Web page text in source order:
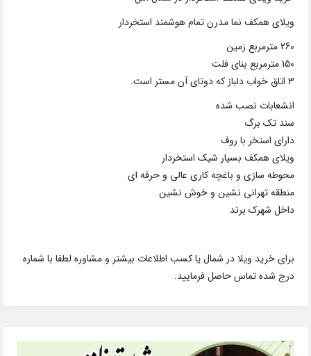
ویلای همکف نما مدرن تمام هوشمند استخردار
260 مترمربع زمین
150 مترمربع بنای فلت
3 اتاق خواب دلباز که دوتای آن مستر است.
انشعابات نصب شده
سند تک برگ
دارای استخر با روف
ویلای همکف بسیار شیک استخردار
محوطه سازی و باغچه کاری عالی و حرفه ای
منطقه تهرانی نشین و خوش نشین
داخل شهرک برند
برای خرید ویلا در شمال یا کسب اطلاعات بیشتر و مشاوره لطفا با شماره
درج شده تماس حاصل فرمایید.